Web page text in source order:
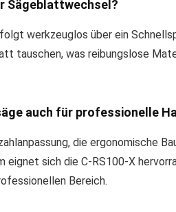
Sägeblattwechsel?
werkzeuglos über ein
tauschen, was reibungslose
auch für professionelle
die ergonomische
eignet sich die C-RS100-X
Bereich.